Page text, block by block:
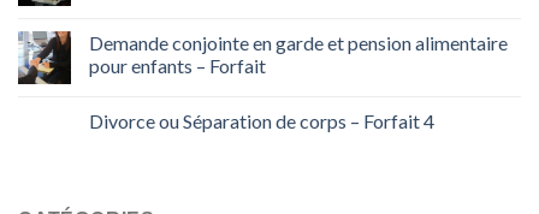
Demande conjointe en garde et pension alimentaire
pour enfants – Forfait
Divorce ou Séparation de corps – Forfait 4